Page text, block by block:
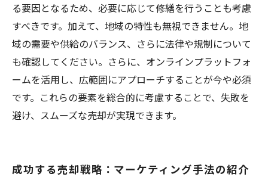
る要因となるため、必要に応じて修繕を行うことも考慮
すべきです。加えて、地域の特性も無視できません。地
域の需要や供給のバランス、さらに法律や規制について
も確認してください。さらに、オンラインプラットフォ
ームを活用し、広範囲にアプローチすることが今や必須
です。これらの要素を総合的に考慮することで、失敗を
避け、スムーズな売却が実現できます。
成功する売却戦略：マーケティング手法の紹介